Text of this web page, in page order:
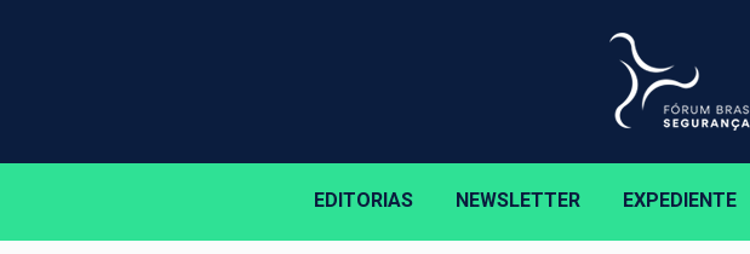
EDITORIAS NEWSLETTER EXPEDIENTE